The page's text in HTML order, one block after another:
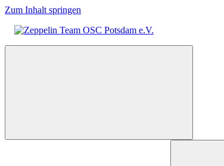
Zum Inhalt springen